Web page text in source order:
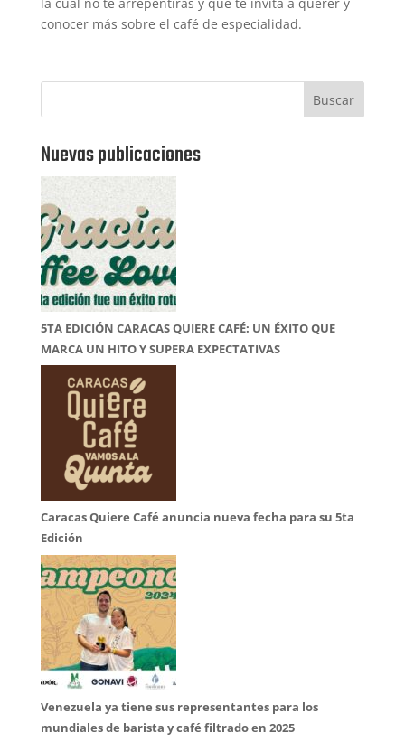
conocer más sobre el café de especialidad.
Buscar
Nuevas publicaciones
5TA EDICIÓN CARACAS QUIERE CAFÉ: UN ÉXITO QUE
MARCA UN HITO Y SUPERA EXPECTATIVAS
Caracas Quiere Café anuncia nueva fecha para su 5ta
Edición
Venezuela ya tiene sus representantes para los
mundiales de barista y café filtrado en 2025